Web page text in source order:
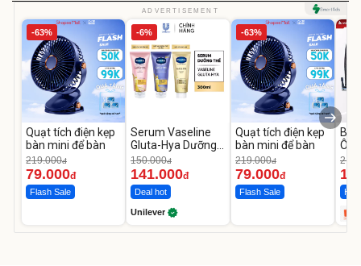
ADVERTISEMENT
-63%
Quạt tích điện kẹp
bàn mini để bàn
219.000đ
79.000đ
Flash Sale
-6%
Serum Vaseline
Gluta-Hya Dưỡng
Da Sáng Mịn Sau 7
Ngày
150.000đ
141.000đ
Deal hot
Unilever
-63%
Quạt tích điện kẹp
bàn mini để bàn
219.000đ
79.000đ
Flash Sale
Ô
Hot